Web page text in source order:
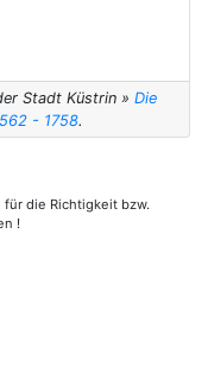
Stadt Küstrin » Die
- 1758.
die Richtigkeit bzw.
!